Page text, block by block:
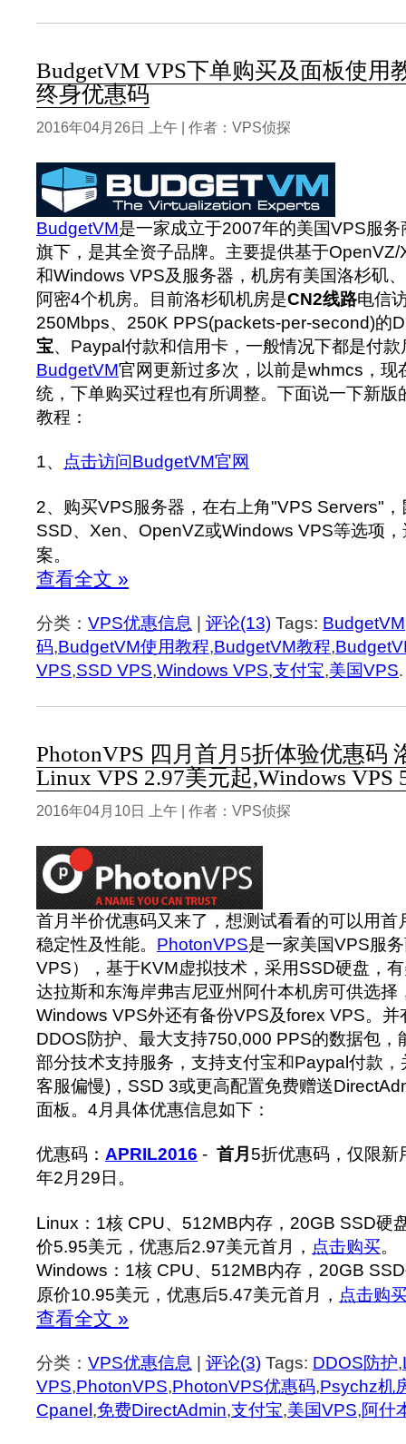
BudgetVM VPS下单购买及面板使用
终身优惠码
2016年04月26日 上午 | 作者：VPS侦探
BudgetVM是一家成立于2007年的美国VPS服
旗下，是其全资子品牌。主要提供基于
和Windows VPS及服务器，机房有美国洛杉矶
阿密4个机房。目前洛杉矶机房是CN2线路电信
250Mbps、250K PPS(packets-per-second)的
宝、Paypal付款和信用卡，一般情况下都是付
BudgetVM官网更新过多次，以前是whmcs，现
统，下单购买过程也有所调整。下面说一下新版
教程：
1、 点击访问BudgetVM官网
2、购买VPS服务器，在右上角"VPS Servers"
SSD、Xen、OpenVZ或Windows VPS等选项
案。
查看全文 »
分类： VPS优惠信息 评论(13) Tags: BudgetVM
码,BudgetVM使用教程,BudgetVM教程,
VPS,SSD VPS,Windows VPS,支付宝,美国VPS.
PhotonVPS 四月首月5折体验优惠码
Linux VPS 2.97美元起,Windows VPS
2016年04月10日 上午 | 作者：VPS侦探
首月半价优惠码又来了，想测试看看的可以用首
稳定性及性能。 PhotonVPS是一家美国VPS服
VPS），基于KVM虚拟技术，采用SSD硬盘，
达拉斯和东海岸弗吉尼亚州阿什本机房可供选择
Windows VPS外还有备份VPS及forex VPS。
DDOS防护、最大支持750,000 PPS的数据包，
部分技术支持服务，支持支付宝和Paypal付款
客服偏慢)，SSD 3或更高配置免费赠送
面板。4月具体优惠信息如下：
优惠码： APRIL2016 - 首月 5折优惠码，仅限
年2月29日。
Linux：1核 CPU、512MB内存，20GB SSD硬
价5.95美元，优惠后2.97美元首月， 点击购买。
Windows：1核 CPU、512MB内存，20GB
原价10.95美元，优惠后5.47美元首月， 点击购
查看全文 »
分类： VPS优惠信息 评论(3) Tags: DDOS防护,
VPS,PhotonVPS,PhotonVPS优惠码,Psychz机
Cpanel ,免费DirectAdmin,支付宝,美国VPS,阿什